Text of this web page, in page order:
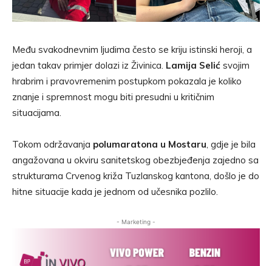
Među svakodnevnim ljudima često se kriju istinski heroji, a
jedan takav primjer dolazi iz Živinica. Lamija Selić svojim
hrabrim i pravovremenim postupkom pokazala je koliko
znanje i spremnost mogu biti presudni u kritičnim
situacijama.
Tokom održavanja polumaratona u Mostaru, gdje je bila
angažovana u okviru sanitetskog obezbjeđenja zajedno sa
strukturama Crvenog križa Tuzlanskog kantona, došlo je do
hitne situacije kada je jednom od učesnika pozlilo.
- Marketing -